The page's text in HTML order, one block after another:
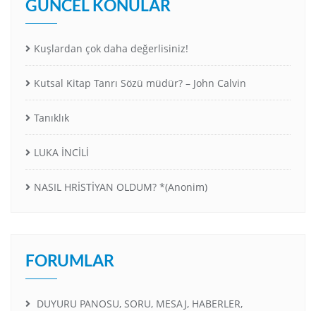
GÜNCEL KONULAR
Kuşlardan çok daha değerlisiniz!
Kutsal Kitap Tanrı Sözü müdür? – John Calvin
Tanıklık
LUKA İNCİLİ
NASIL HRİSTİYAN OLDUM? *(Anonim)
FORUMLAR
DUYURU PANOSU, SORU, MESAJ, HABERLER,